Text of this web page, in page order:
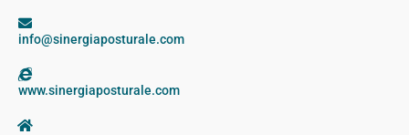
info@sinergiaposturale.com
www.sinergiaposturale.com